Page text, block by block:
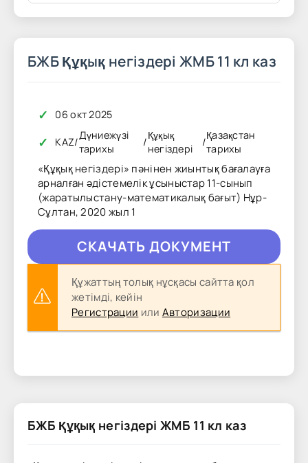
БЖБ Құқық негіздері ЖМБ 11 кл каз
✓ 06 окт 2025
✓ KAZ/
Дүниежүзі
тарихы
/
Құқық
негіздері
/
Қазақстан
тарихы
«Құқық негіздері» пәнінен жиынтық бағалауға
арналған әдістемелік ұсыныстар 11-сынып
(жаратылыстану-математикалық бағыт) Нұр-
Сұлтан, 2020 жыл 1
CКAЧAТЬ ДОКУМЕНТ
Құжаттың толық нұсқасы сайтта қол
жетімді, кейін
Регистрации или Авторизации
БЖБ Құқық негіздері ЖМБ 11 кл каз